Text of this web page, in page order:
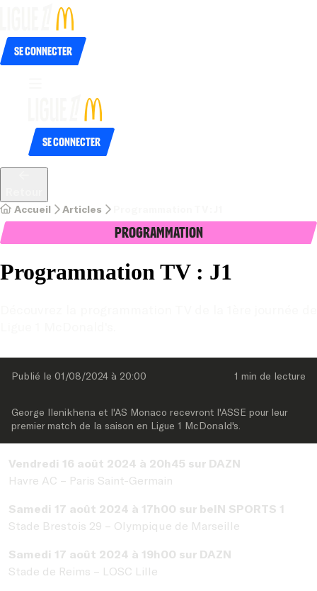
Se connecter
Se connecter
Accueil Articles
Programmation
Programmation TV : J1
Publié le 01/08/2024 à 20:00 1 min de lecture
George Ilenikhena et l'AS Monaco recevront l'ASSE pour leur
premier match de la saison en Ligue 1 McDonald's.
Vendredi 16 août 2024 à 20h45 sur DAZN
Havre AC – Paris Saint-Germain
Samedi 17 août 2024 à 17h00 sur beIN SPORTS 1
Stade Brestois 29 – Olympique de Marseille
Samedi 17 août 2024 à 19h00 sur DAZN
Stade de Reims – LOSC Lille